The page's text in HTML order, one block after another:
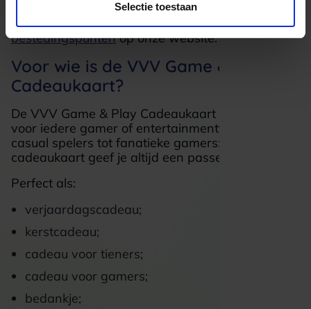
Selectie toestaan
Bekijk het volledige overzicht met
bestedingspuntenop onze website.
Voor wie is de VVV Game & Play
Cadeaukaart?
De VVV Game & Play Cadeaukaart is geschikt
voor iedere gamer of entertainmentfan. Van
casual spelers tot fanatieke gamers: met deze
cadeaukaart geef je altijd een passend cadeau.
Perfect als:
verjaardagscadeau;
kerstcadeau;
cadeau voor tieners;
cadeau voor gamers;
bedankje;